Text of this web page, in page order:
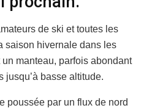
de ski et toutes les
saison hivernale dans les
manteau, parfois abondant
jusqu’à basse altitude.
poussée par un flux de nord